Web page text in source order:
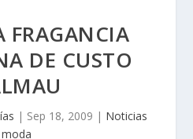
FRAGANCIA
DE CUSTO
| Sep 18, 2009 | Noticias
moda